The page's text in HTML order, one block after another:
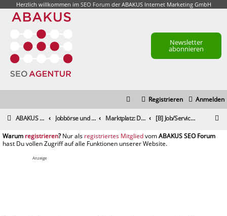
Herzlich willkommen im SEO Forumder ABAKUS Internet Marketing GmbH
Newsletter
abonnieren
Anmelden
Registrieren
ABAKUS Foren-Übersicht Jobbörse und Marktplatz Marktplatz: Dienstleistungen [B] Job/Service: Forenlinks - 3 € das Stück/ pünktlich, zuverlässig, themenrelevant
registrieren registriertes Mitglied
Anzeige